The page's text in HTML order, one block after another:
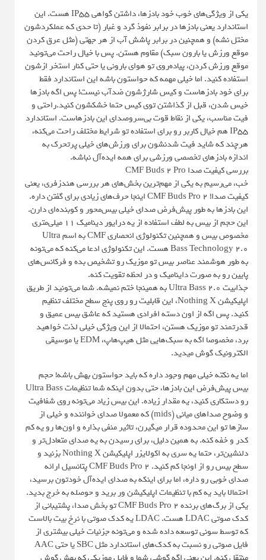
یکی از ویژگی‌های خوب خود بادزها، داشتن گواهی IP55 هست. این
استاندارد یعنی بادزها در برابر نفوذ گرد و غبار (تا حدی که عملکردشون
مختل نشه) و همچنین در برابر پاشش آب از هر جهتی (مثل عرق کردن
موقع ورزش یا بارون سبک) مقاوم هستن. پس با خیال راحت می‌تونید
موقع ورزش کردن، پیاده‌روی تو هوای بارونی یا حتی کنار استخر ازشون
استفاده کنید. اما خیلی مهمه که حواستون باشه این استاندارد فقط
برای خود بادزهاست و کیس شارژشون ضدآب نیست! پس اگه بادزها
خیس شدن، قبل از گذاشتن توی کیس حتما خشکشون کنید.راحتی و
فیت مناسب، یکی از نقاط قوت بی‌سروصدای این بادزهاست. استاندارد
IP55 هم خیال کاربر رو برای استفاده تو شرایط مختلف راحت می‌کنه،
هرچند که شاید فیت شدنشون برای ورزش‌های خیلی پرتحرک به
اندازه بادزهای تخصصی ورزشی برای همه ایده‌آل نباشه.
بررسی کیفیت صدا CMF Buds 2 Pro
خب، می‌رسیم به یکی از مهم‌ترین بخش‌های هر بررسی هندزفری، یعنی
کیفیت صدا! CMF Buds Pro 2 اینجا حرف‌های زیادی برای گفتن داره.
این بادزها به طور پیش‌فرض صدای خیلی بیس‌محور و کوبنده‌ای دارن.
این حجم از بیس به لطف استفاده از یه درایور دینامیک ۱۱ میلی‌متری
مخصوص بیس و همچنین تکنولوژی انحصاری CMF به اسم Ultra
Bass Technology 2.0 هست. این تکنولوژی ادعا می‌کنه که می‌تونه
به طور هوشمند عناصر بیس تو موزیک رو تشخیص بده و فرکانس‌های
پایین رو به صورت داینامیک و در لحظه تقویت کنه.
جذابیت Ultra Bass 2.0 به همینجا ختم نمیشه. شما می‌تونید از طریق
اپلیکیشن Nothing X، این قابلیت رو روی پنج سطح مختلف تنظیم
کنید. پس اگه از اون دسته افرادی هستید که عاشق بیس عمیق و
قدرتمند تو موزیک هستن، احتمالا از این ویژگی خیلی لذت خواهید
برد، مخصوصا اگه به سبک‌هایی مثل هیپ‌هاپ، EDM یا موسیقی
الکترونیک گوش میدید.
اما یه نکته خیلی مهم وجود داره که باید حواستون بهش باشه! حجم
بیس پیش‌فرض این بادزها، حتی بدون اینکه شما تنظیمات Ultra Bass
رو دستکاری کنید، یه مقدار زیاده. این بیس زیاد می‌تونه روی شفافیت
و وضوح صداهای میانی (mids) که معمولا صدای خواننده و خیلی از
سازها تو این محدوده قرار میگیرن، تاثیر منفی بذاره و اون‌ها رو یه کم
کدر و خفه کنه. به همین دلیل، برای رسیدن به یه صدای متعادل‌تر و
دلنشین‌تر، حتما یه سری به اکولایزر اپلیکیشن Nothing X بزنید و
سطح بیس رو از اونجا کم کنید. CMF Buds Pro 2 پتانسیل ارائه
صدای خوبی رو داره، اما برای اینکه به صدای ایده‌آل خودتون برسید،
احتمالا باید یه کم با تنظیمات اپلیکیشن ور برید و حوصله به خرج بدید.
یکی از برگ‌های برنده CMF Buds Pro 2 تو بخش صدا، پشتیبانی از
کدک صوتی LDAC هست. LDAC یه کدک صوتی با نرخ بیت بالاست
که توسط سونی توسعه داده شده و می‌تونه جزئیات خیلی بیشتری از
فایل صوتی رو نسبت به کدک‌های استاندارد مثل SBC یا حتی AAC